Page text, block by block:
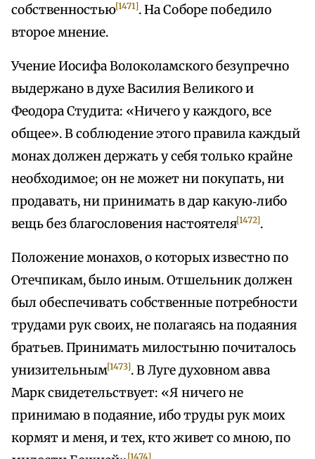
собственностью[1471]. На Соборе победило
второе мнение.
Учение Иосифа Волоколамского безупречно
выдержано в духе Василия Великого и
Феодора Студита: «Ничего у каждого, все
общее». В соблюдение этого правила каждый
монах должен держать у себя только крайне
необходимое; он не может ни покупать, ни
продавать, ни принимать в дар какую‑либо
вещь без благословения настоятеля[1472].
Положение монахов, о которых известно по
Отечпикам, было иным. Отшельник должен
был обеспечивать собственные потребности
трудами рук своих, не полагаясь на подаяния
братьев. Принимать милостыню почиталось
унизительным[1473]. В Луге духовном авва
Марк свидетельствует: «Я ничего не
принимаю в подаяние, ибо труды рук моих
кормят и меня, и тех, кто живет со мною, по
[1474]